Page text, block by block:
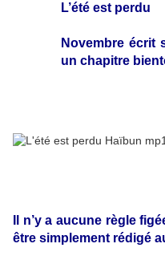
L’été est perdu
Novembre écrit
un chapitre
Il n’y a aucune règle
être simplement rédigé